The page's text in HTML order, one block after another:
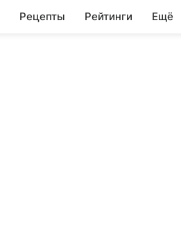
Рецепты Рейтинги Ещё